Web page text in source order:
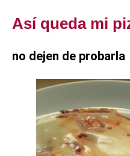
Así queda mi
no dejen de probarla